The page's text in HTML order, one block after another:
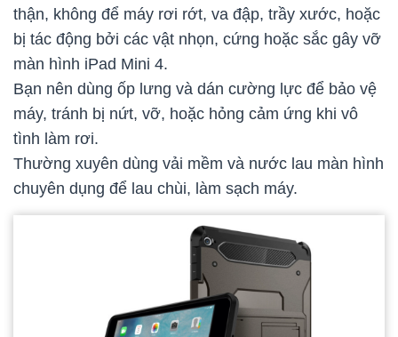
thận, không để máy rơi rớt, va đập, trầy xước, hoặc
bị tác động bởi các vật nhọn, cứng hoặc sắc gây vỡ
màn hình iPad Mini 4.
Bạn nên dùng ốp lưng và dán cường lực để bảo vệ
máy, tránh bị nứt, vỡ, hoặc hỏng cảm ứng khi vô
tình làm rơi.
Thường xuyên dùng vải mềm và nước lau màn hình
chuyên dụng để lau chùi, làm sạch máy.